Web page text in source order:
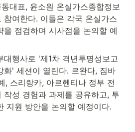
대표, 윤소원 온실가스종합정보
참여한다. 이들은 각국 온실가스
을 점검하며 시사점을 논의할 예
행사로 '제1차 격년투명성보고
화' 세션이 열린다. 르완다, 짐바
, 스리랑카, 아르헨티나 정부 전
작성 경험과 과제를 공유하고, 투
지원 방안을 논의할 예정이다.